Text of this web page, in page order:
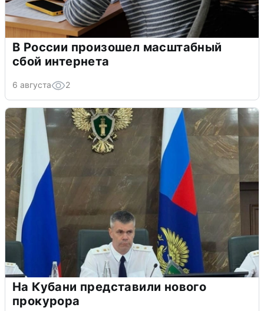
В России произошел масштабный
сбой интернета
6 августа 2
На Кубани представили нового
прокурора